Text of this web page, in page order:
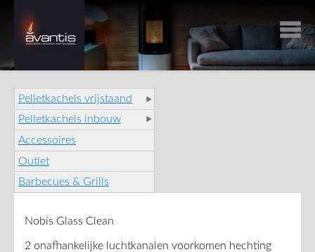
Pelletkachels vrijstaand
Pelletkachels inbouw
Accessoires
Outlet
Barbecues & Grills
Nobís Glass Clean
2 onafhankelijke luchtkanalen voorkomen hechting